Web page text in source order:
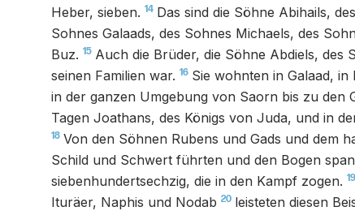
Heber, sieben. 14 Das sind die Söhne Abihails,
Sohnes Galaads, des Sohnes Michaels, des
Buz. 15 Auch die Brüder, die Söhne Abdiels, des
seinen Familien war. 16 Sie wohnten in Galaad,
in der ganzen Umgebung von Saorn bis zu den
Tagen Joathans, des Königs von Juda, und in
18 Von den Söhnen Rubens und Gads und dem
Schild und Schwert führten und den Bogen
siebenhundertsechzig, die in den Kampf zogen. 19
Ituräer, Naphis und Nodab 20 leisteten diesen